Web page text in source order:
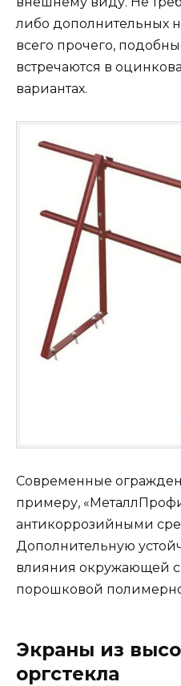
либо дополнительных
всего прочего,
встречаются в
вариантах.
Современные
примеру,
антикоррозийными
Дополнительную
влияния окружающей
порошковой
Экраны из
оргстекла